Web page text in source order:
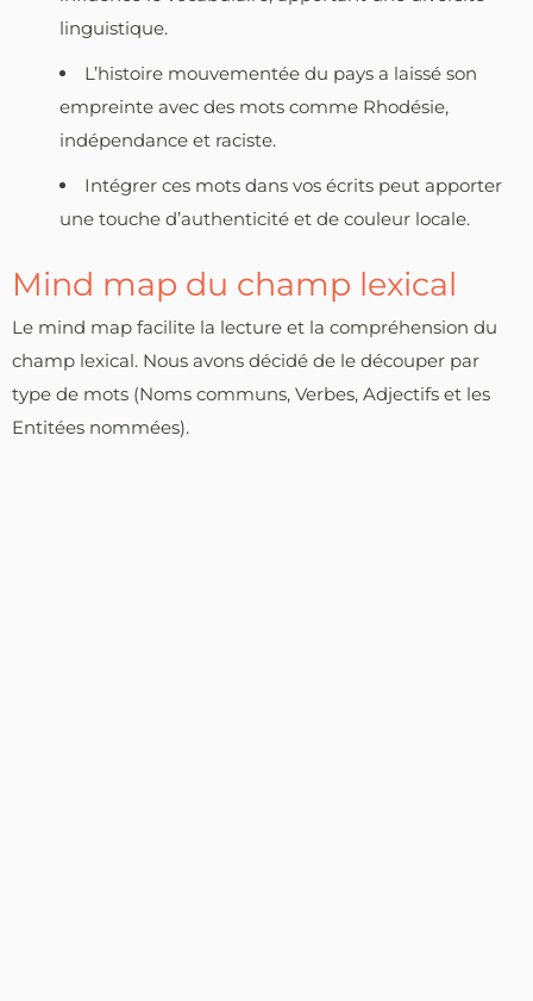
linguistique.
L’histoire mouvementée du pays a laissé son
empreinte avec des mots comme Rhodésie,
indépendance et raciste.
Intégrer ces mots dans vos écrits peut apporter
une touche d’authenticité et de couleur locale.
Mind map du champ lexical
Le mind map facilite la lecture et la compréhension du
champ lexical. Nous avons décidé de le découper par
type de mots (Noms communs, Verbes, Adjectifs et les
Entitées nommées).